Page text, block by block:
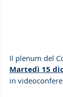
Il plenum del
Martedì 15
in